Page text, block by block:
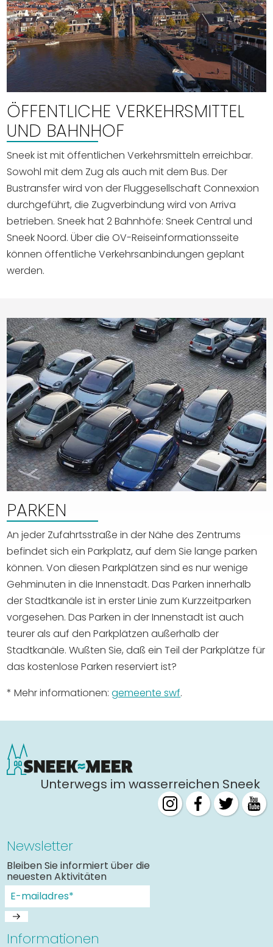
ÖFFENTLICHE VERKEHRSMITTEL
UND BAHNHOF
Sneek ist mit öffentlichen Verkehrsmitteln erreichbar.
Sowohl mit dem Zug als auch mit dem Bus. Der
Bustransfer wird von der Fluggesellschaft Connexxion
durchgeführt, die Zugverbindung wird von Arriva
betrieben. Sneek hat 2 Bahnhöfe: Sneek Central und
Sneek Noord. Über die OV-Reiseinformationsseite
können öffentliche Verkehrsanbindungen geplant
werden.
PARKEN
An jeder Zufahrtsstraße in der Nähe des Zentrums
befindet sich ein Parkplatz, auf dem Sie lange parken
können. Von diesen Parkplätzen sind es nur wenige
Gehminuten in die Innenstadt. Das Parken innerhalb
der Stadtkanäle ist in erster Linie zum Kurzzeitparken
vorgesehen. Das Parken in der Innenstadt ist auch
teurer als auf den Parkplätzen außerhalb der
Stadtkanäle. Wußten Sie, daß ein Teil der Parkplätze für
das kostenlose Parken reserviert ist?
* Mehr informationen:gemeente swf.
Unterwegs im wasserreichen Sneek
Newsletter
Bleiben Sie informiert über die
neuesten Aktivitäten
Informationen